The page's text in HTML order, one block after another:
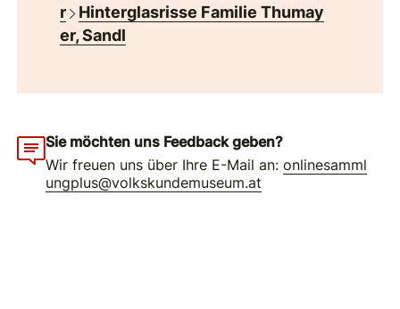
r
Hinterglasrisse Familie Thumay
er, Sandl
Sie möchten uns Feedback geben?
Wir freuen uns über Ihre E-Mail an:onlinesamml
ungplus@volkskundemuseum.at